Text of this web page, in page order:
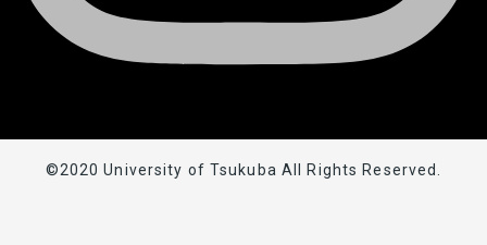
©2020 University of Tsukuba All Rights Reserved.